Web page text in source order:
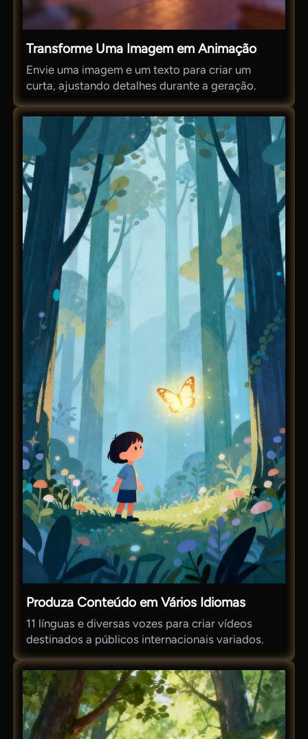
Transforme Uma Imagem em Animação
Envie uma imagem e um texto para criar um
curta, ajustando detalhes durante a geração.
Produza Conteúdo em Vários Idiomas
11 línguas e diversas vozes para criar vídeos
destinados a públicos internacionais variados.